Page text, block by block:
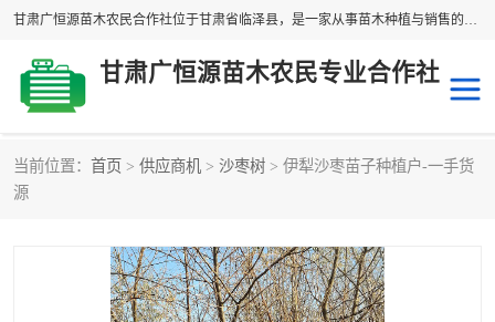
甘肃广恒源苗木农民合作社位于甘肃省临泽县，是一家从事苗木种植与销售的农民合作组织，合作社拥有苗木基地1500多亩，种植苗木品种40多个，年产各类苗木2000多万株。主营：白刺苗、红柳苗、梭梭苗等，我们以“种植一流的苗子，诚信经营”的经营理念，竭诚为每一位客户做优质的服务，欢迎来电咨询！
甘肃广恒源苗木农民专业合作社
当前位置： 首页 > 供应商机 > 沙枣树 > 伊犁沙枣苗子种植户-一手货
源
柠条
白刺苗